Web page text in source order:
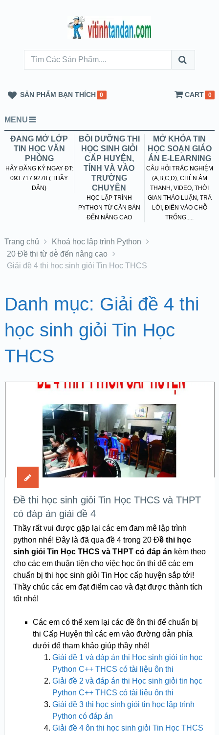
SẢN PHẨM BẠN THÍCH 0 CART 0
MENU
ĐANG MỞ LỚP
TIN HỌC VĂN
PHÒNG
HÃY ĐĂNG KÝ NGAY ĐT:
093.717.9278 ( THẦY
DÂN)
BỒI DƯỠNG THI
HỌC SINH GIỎI
CẤP HUYỆN,
TỈNH VÀ VÀO
TRƯỜNG
CHUYÊN
HỌC LẬP TRÌNH
PYTHON TỪ CĂN BẢN
ĐẾN NÂNG CAO
MỞ KHÓA TIN
HỌC SOẠN GIÁO
ÁN E-LEARNING
CÂU HỎI TRẮC NGHIỆM
(A,B,C,D), CHÈN ÂM
THANH, VIDEO, THỜI
GIAN THẢO LUẬN, TRẢ
LỜI, ĐIỀN VÀO CHỖ
TRỐNG.....
Trang chủ
Khoá học lập trình Python
20 Đề thi từ dễ đến nâng cao
Giải đề 4 thi học sinh giỏi Tin Học THCS
Danh mục: Giải đề 4 thi
học sinh giỏi Tin Học
THCS
Đề thi học sinh giỏi Tin Học THCS và THPT
có đáp án giải đề 4
Thầy rất vui được gặp lại các em đam mê lập trình
python nhé! Đây là đã qua đề 4 trong 20 Đề thi học
sinh giỏi Tin Học THCS và THPT có đáp án kèm theo
cho các em thuận tiện cho việc học ôn thi để các em
chuẩn bị thi học sinh giỏi Tin Học cấp huyện sắp tới!
Thầy chúc các em đạt điểm cao và đạt được thành tích
tốt nhé!
Các em có thể xem lại các đề ôn thi để chuẩn bị
thi Cấp Huyện thì các em vào đường dẫn phía
dưới để tham khảo giúp thầy nhé!
Giải đề 1 và đáp án thi Học sinh giỏi tin học
Python C++ THCS có tài liệu ôn thi
Giải đề 2 và đáp án thi Học sinh giỏi tin học
Python C++ THCS có tài liệu ôn thi
Giải đề 3 thi học sinh giỏi tin học lập trình
Python có đáp án
Giải đề 4 ôn thi học sinh giỏi Tin Học THCS